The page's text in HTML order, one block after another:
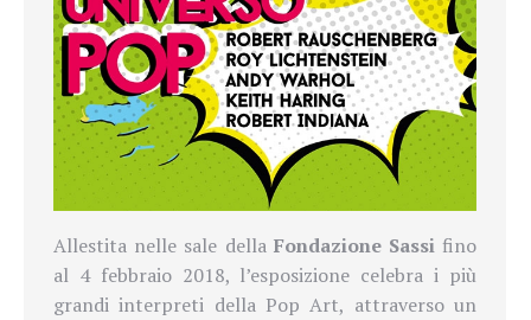
Allestita nelle sale della Fondazione Sassifino
al 4 febbraio 2018, l’esposizione celebra i più
grandi interpreti della Pop Art, attraverso un